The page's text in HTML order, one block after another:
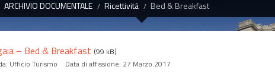
ARCHIVIO DOCUMENTALE Ricettività Bed & Breakfast
– Bed & Breakfast (99 kB)
Ufficio Turismo Data di affissione: 27 Marzo 2017